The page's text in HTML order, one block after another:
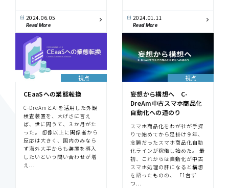
2024.06.05
Read More
2024.01.11
Read More
視点
CEaaSへの業態転換
C-DreAmとAIを活用した外観
検査装置を、大げさに言え
ば、世に問うて、３か月がた
った。 想像以上に関係者から
反応は大きく、国内のみなら
ず海外大手からも装置を導入
したいという問い合わせが増
え...
視点
妄想から構想へ C-
DreAm中古スマホ商品化
自動化への道のり
スマホ商品化をわが社が手探
りで始めてから足掛け９年、
念願だったスマホ商品化自動
化ラインが稼働し始めた。 最
初、これからは自動化が中古
スマホ処理の肝になると構想
を語ったものの、 「1台ず
つ...